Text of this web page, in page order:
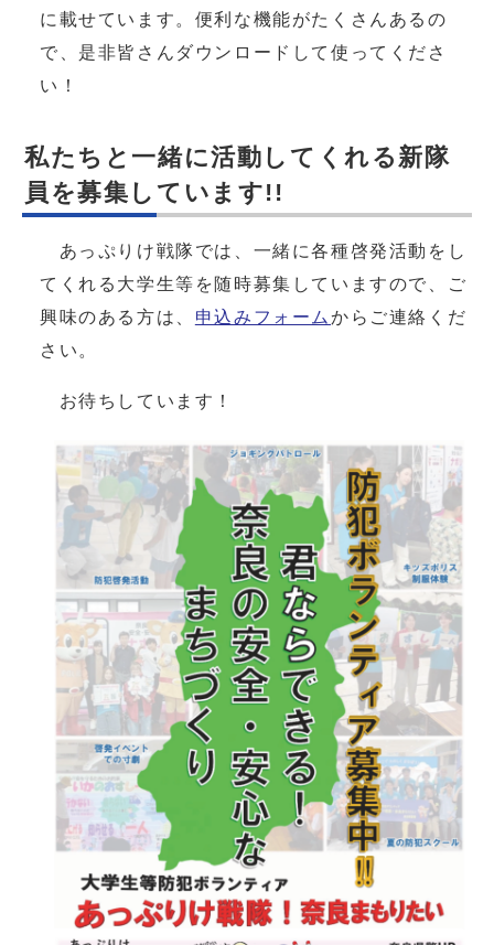
に載せています。便利な機能がたくさんあるの
で、是非皆さんダウンロードして使ってくださ
い！
私たちと一緒に活動してくれる新隊
員を募集しています!!
あっぷりけ戦隊では、一緒に各種啓発活動をし
てくれる大学生等を随時募集していますので、ご
興味のある方は、 申込みフォームからご連絡くだ
さい。
お待ちしています！